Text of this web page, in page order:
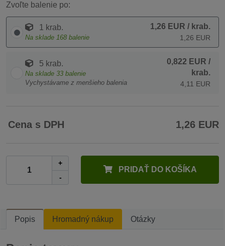
Zvoľte balenie po:
1 krab.
Na sklade 168 balenie
1,26 EUR / krab.
1,26 EUR
5 krab.
Na sklade 33 balenie
Vychystávame z menšieho balenia
0,822 EUR /
krab.
4,11 EUR
Cena s DPH 1,26 EUR
+
-
PRIDAŤ DO KOŠÍKA
Popis Hromadný nákup Otázky